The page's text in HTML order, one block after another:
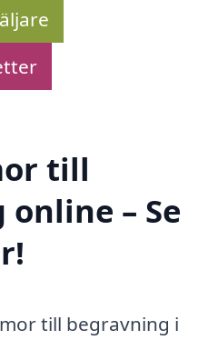
till
– Se
till begravning i